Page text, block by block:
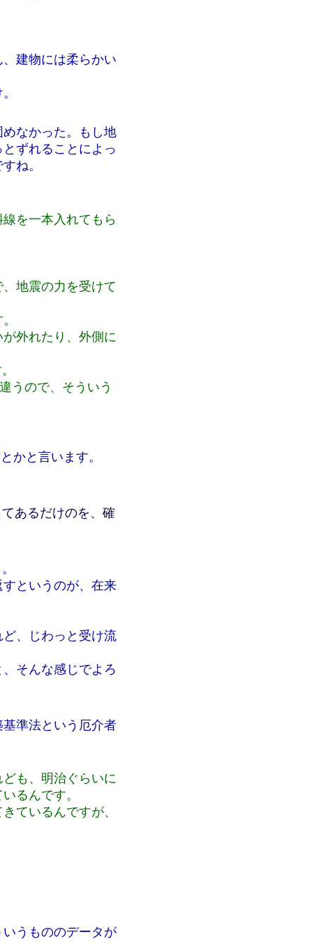
建物には柔らかい
なかった。もし地
ずれることによっ
ね。
を一本入れてもら
地震の力を受けて
外れたり、外側に
うので、そういう
かと言います。
あるだけのを、確
というのが、在来
、じわっと受け流
そんな感じでよろ
準法という厄介者
も、明治ぐらいに
るんです。
ているんですが、
うもののデータが